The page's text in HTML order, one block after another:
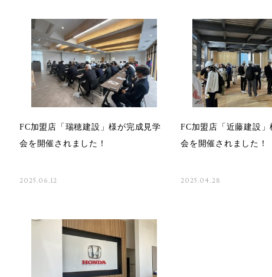
FC加盟店「瑞穂建設」様が完成見学
会を開催されました！
2025.06.12
FC加盟店「近藤建設
会を開催されました！
2025.04.28